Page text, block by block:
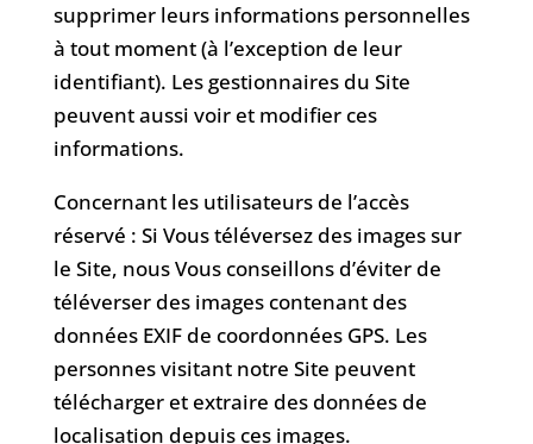
supprimer leurs informations personnelles
à tout moment (à l’exception de leur
identifiant). Les gestionnaires du Site
peuvent aussi voir et modifier ces
informations.
Concernant les utilisateurs de l’accès
réservé : Si Vous téléversez des images sur
le Site, nous Vous conseillons d’éviter de
téléverser des images contenant des
données EXIF de coordonnées GPS. Les
personnes visitant notre Site peuvent
télécharger et extraire des données de
localisation depuis ces images.